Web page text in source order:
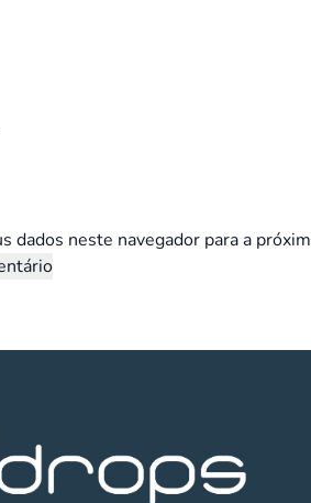
dados neste navegador para a